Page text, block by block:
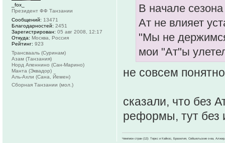
В начале
Ат не влияет
"Мы не
мои "Ат"ы
не совсем
сказали, что без
реформы, тут без
Чемпион стран (12): Теркс и Кайкос, Бразилия, Сейшельские о-ва,
_fox_
Президент ФФ Танзании
Сообщений: 13471
Благодарностей: 2451
Зарегистрирован: 05 авг 2008, 12:17
Откуда: Москва, Россия
Рейтинг: 923
Трансвааль (Суринам)
Азам (Танзания)
Норд Апеннино (Сан-Марино)
Манта (Эквадор)
Аль-Ахли (Сана, Йемен)
Сборная Танзании (мол.)